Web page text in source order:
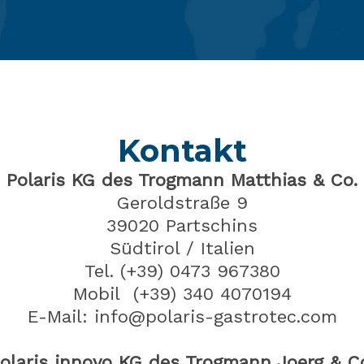
Kontakt
Polaris KG des Trogmann Matthias & Co.
Geroldstraße 9
39020 Partschins
Südtirol / Italien
Tel. (+39) 0473 967380
Mobil (+39) 340 4070194
E-Mail: info@polaris-gastrotec.com